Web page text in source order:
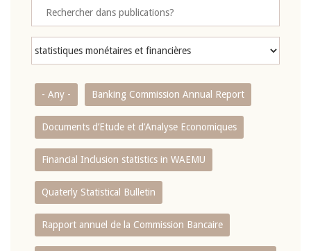
- Any - Banking Commission Annual Report
Documents d’Etude et d’Analyse Economiques
Financial Inclusion statistics in WAEMU
Quaterly Statistical Bulletin
Rapport annuel de la Commission Bancaire